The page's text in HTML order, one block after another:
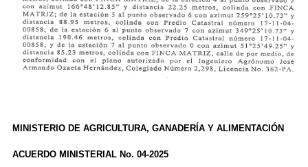
MINISTERIO DE AGRICULTURA, GANADERÍA Y ALIMENTACIÓN
ACUERDO MINISTERIAL No. 04-2025